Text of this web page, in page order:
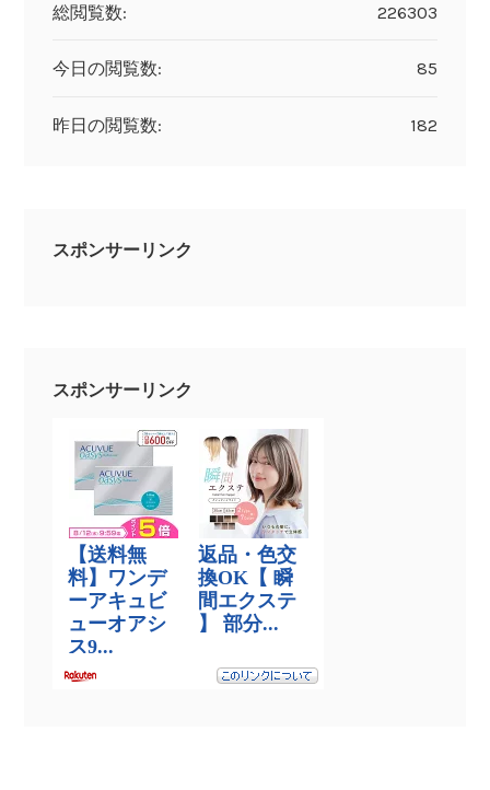
226303
総閲覧数:
85
今日の閲覧数:
182
昨日の閲覧数:
スポンサーリンク
スポンサーリンク